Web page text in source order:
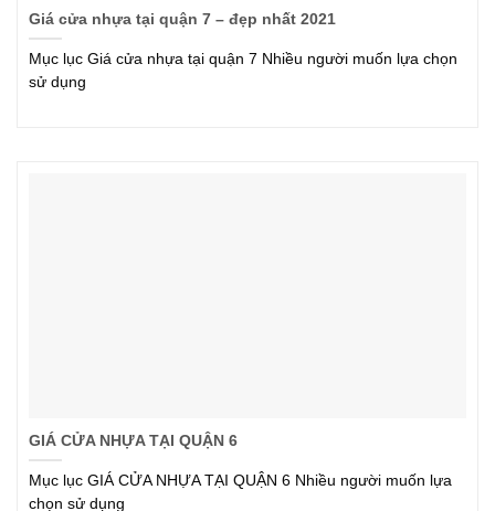
Giá cửa nhựa tại quận 7 – đẹp nhất 2021
Mục lục Giá cửa nhựa tại quận 7 Nhiều người muốn lựa chọn
sử dụng
GIÁ CỬA NHỰA TẠI QUẬN 6
Mục lục GIÁ CỬA NHỰA TẠI QUẬN 6 Nhiều người muốn lựa
chọn sử dụng